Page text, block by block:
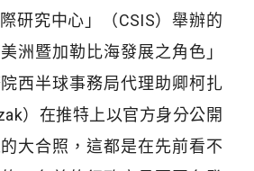
研究中心」（CSIS）舉辦的
洲暨加勒比海發展之角色」
西半球事務局代理助卿柯扎
）在推特上以官方身分公開
大合照，這都是在先前看不